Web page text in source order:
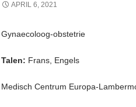
APRIL 6, 2021
Gynaecoloog-obstetrie
Talen: Frans, Engels
Medisch Centrum Europa-